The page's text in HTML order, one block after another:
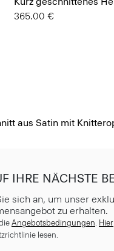
365.00 €
aus Satin mit
IHRE NÄCHSTE
sich an, um unser
zu erhalten.
Angebotsbedingungen Hier
lesen.